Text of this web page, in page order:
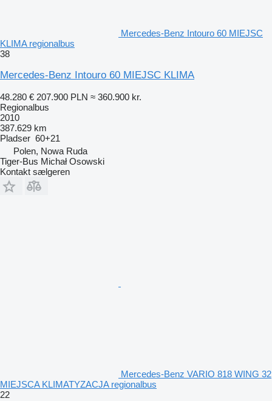
Mercedes-Benz Intouro 60 MIEJSC
KLIMA regionalbus
38
Mercedes-Benz Intouro 60 MIEJSC KLIMA
48.280 € 207.900 PLN ≈ 360.900 kr.
Regionalbus
2010
387.629 km
Pladser 60+21
Polen, Nowa Ruda
Tiger-Bus Michał Osowski
Kontakt sælgeren
Mercedes-Benz VARIO 818 WING 32
MIEJSCA KLIMATYZACJA regionalbus
22